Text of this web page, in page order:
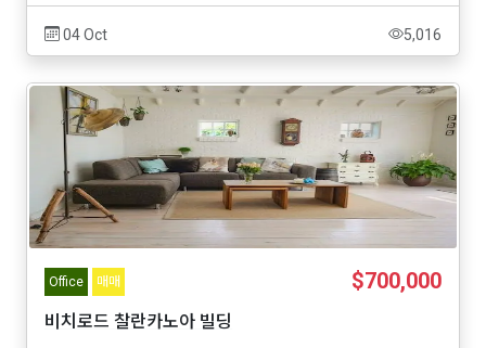
04 Oct 5,016
Office 매매 $700,000
비치로드 찰란카노아 빌딩